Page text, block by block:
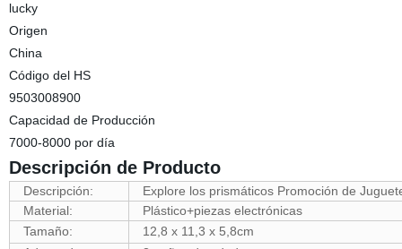
lucky
Origen
China
Código del HS
9503008900
Capacidad de Producción
7000-8000 por día
Descripción de Producto
Descripción:
Explore los prismáticos Promoción de
Material:
Plástico+piezas electrónicas
Tamaño:
12,8 x 11,3 x 5,8cm